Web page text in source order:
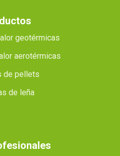
geotérmicas
aerotérmicas
de pellets
de leña